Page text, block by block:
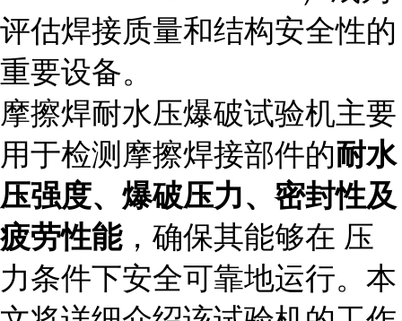
评估焊接质量和结构安全性的
重要设备。
摩擦焊耐水压爆破试验机主要
用于检测摩擦焊接部件的耐水
压强度、爆破压力、密封性及
疲劳性能，确保其能够在 压
力条件下安全可靠地运行。本